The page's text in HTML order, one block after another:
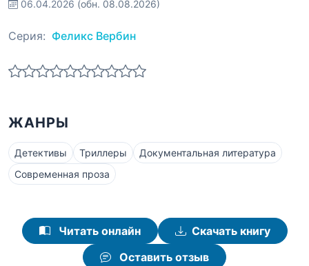
06.04.2026 (обн. 08.08.2026)
Серия: Феликс Вербин
ЖАНРЫ
Детективы Триллеры
Документальная литература
Современная проза
Читать онлайн
Скачать книгу
Оставить отзыв